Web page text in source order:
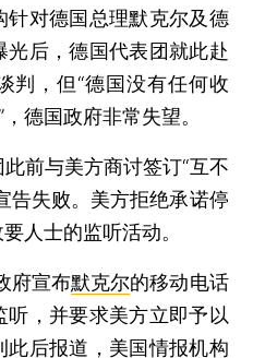
针对德国总理默克尔及德
后，德国代表团就此赴
判，但“德国没有任何收
德国政府非常失望。
与美方商讨签订“互不
告失败。美方拒绝承诺停
人士的监听活动。
府宣布默克尔的移动电话
，并要求美方立即予以
后报道，美国情报机构